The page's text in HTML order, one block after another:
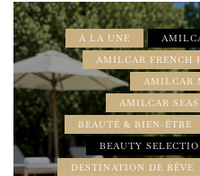
À LA UNE
AMILCAR FRENCH
AMILCAR
AMILCAR
BEAUTÉ & BIEN-ÊTRE
BEAUTY
DESTINATION DE RÊVE